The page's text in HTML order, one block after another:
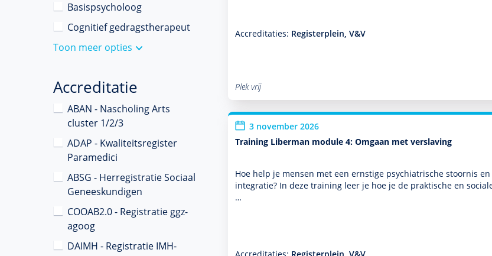
Basispsycholoog
Cognitief gedragstherapeut
Toon meer opties
Accreditatie
ABAN - Nascholing Arts
cluster 1/2/3
ADAP - Kwaliteitsregister
Paramedici
ABSG - Herregistratie Sociaal
Geneeskundigen
COOAB2.0 - Registratie ggz-
agoog
DAIMH - Registratie IMH-
Accreditaties: Registerplein, V&V
Plek vrij
3 november 2026
Training Liberman module 4: Omgaan met verslaving
Hoe help je mensen met een ernstige psychia­trische stoor­nis
integratie? In deze training leer je hoe je de prak­tische en
…